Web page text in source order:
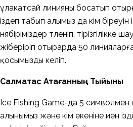
ұлакатсай линияны босатып
іздеп табып алымыз да кім біреуін
нябіріміздер төленіп, тірізгілікке
жіберіріп отырарда 50 линияларға
қосымызды келіп.
Салмақтас Атағанның Тыйыны
Ice Fishing Game-да 5 символмен
алынымыз және кім екеніне иен